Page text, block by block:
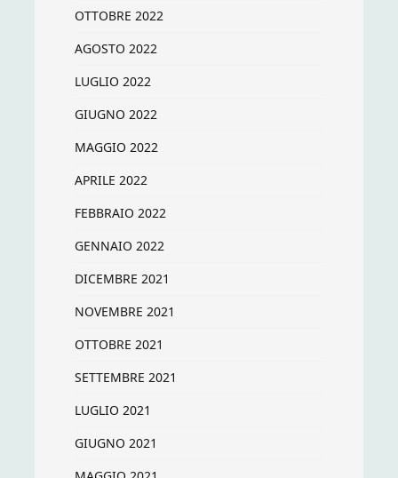
OTTOBRE 2022
AGOSTO 2022
LUGLIO 2022
GIUGNO 2022
MAGGIO 2022
APRILE 2022
FEBBRAIO 2022
GENNAIO 2022
DICEMBRE 2021
NOVEMBRE 2021
OTTOBRE 2021
SETTEMBRE 2021
LUGLIO 2021
GIUGNO 2021